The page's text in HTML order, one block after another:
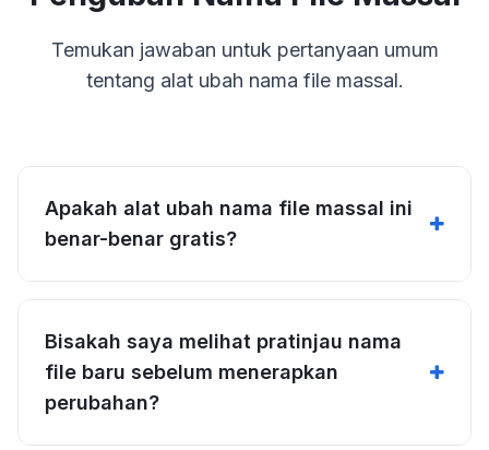
Temukan jawaban untuk pertanyaan umum
tentang alat ubah nama file massal.
Apakah alat ubah nama file massal ini
benar-benar gratis?
Bisakah saya melihat pratinjau nama
file baru sebelum menerapkan
perubahan?